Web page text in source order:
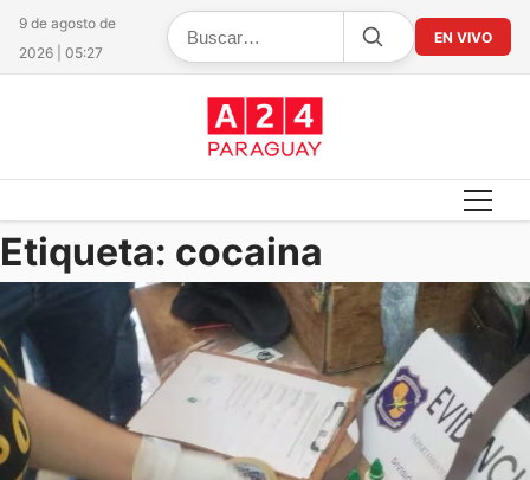
9 de agosto de
2026 | 05:27
EN VIVO
Etiqueta: cocaina